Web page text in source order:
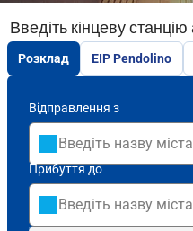
Введіть кінцеву
Розклад EIP Pendolino
Відправлення з
Прибуття до